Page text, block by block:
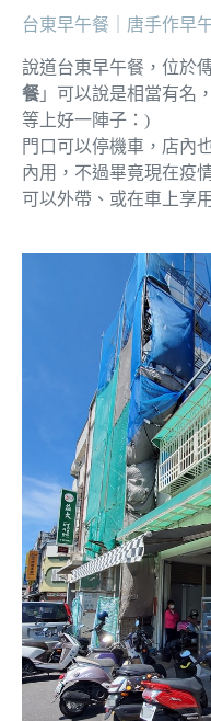
台東早午餐｜唐手作早
說道台東早午餐，位於
餐 」可以說是相當有名
等上好一陣子：)
門口可以停機車，店內
內用，不過畢竟現在疫
可以外帶、或在車上享